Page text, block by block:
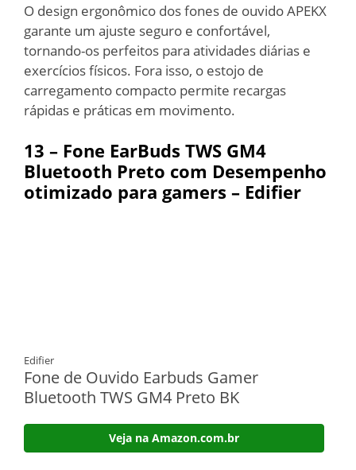
O design ergonômico dos fones de ouvido APEKX
garante um ajuste seguro e confortável,
tornando-os perfeitos para atividades diárias e
exercícios físicos. Fora isso, o estojo de
carregamento compacto permite recargas
rápidas e práticas em movimento.
13 – Fone EarBuds TWS GM4
Bluetooth Preto com Desempenho
otimizado para gamers – Edifier
Edifier
Fone de Ouvido Earbuds Gamer
Bluetooth TWS GM4 Preto BK
Veja na Amazon.com.br